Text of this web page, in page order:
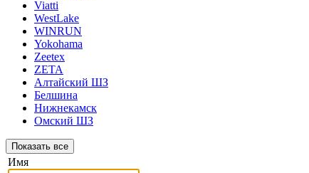
Viatti
WestLake
WINRUN
Yokohama
Zeetex
ZETA
Алтайский ШЗ
Белшина
Нижнекамск
Омский ШЗ
Имя